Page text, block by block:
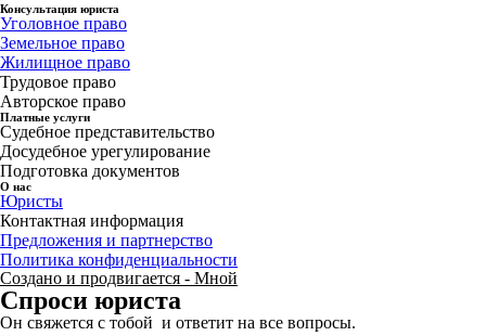
Консультация юриста
Уголовное право
Земельное право
Жилищное право
Трудовое право
Авторское право
Платные услуги
Судебное представительство
Досудебное урегулирование
Подготовка документов
О нас
Юристы
Контактная информация
Предложения и партнерство
Политика конфиденциальности
Создано и продвигается - Мной
Спроси юриста
Он свяжется с тобой и ответит на все вопросы.